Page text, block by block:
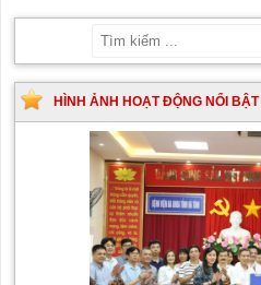
HÌNH ẢNH HOẠT ĐỘNG NỔI BẬT